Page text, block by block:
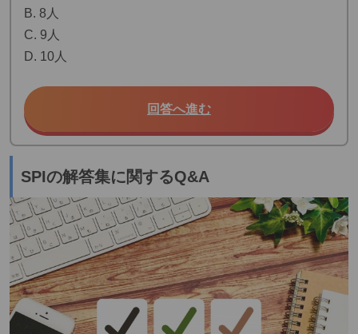
B. 8人
C. 9人
D. 10人
回答へ進む
SPIの解答集に関するQ&A